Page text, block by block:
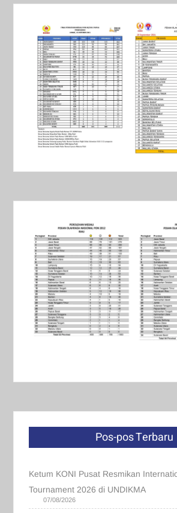
Pos-pos Terbaru
Ketum KONI Pusat Resmikan
Tournament 2026 di UNDIKMA
07/08/2026